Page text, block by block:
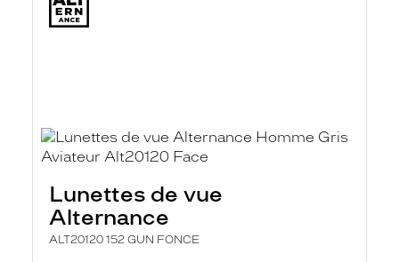
Lunettes de vue
Alternance
ALT20120 152 GUN FONCE